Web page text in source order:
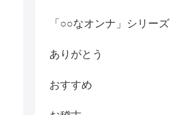
「○○なオンナ」シリーズ
ありがとう
おすすめ